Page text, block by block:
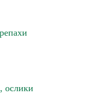
ослики